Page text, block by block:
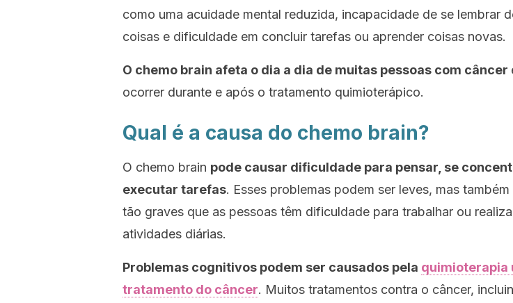
como uma acuidade mental reduzida, incapacidade de se lembrar
coisas e dificuldade em concluir tarefas ou aprender coisas novas.
O chemo brain afeta o dia a dia de muitas pessoas com câncer
ocorrer durante e após o tratamento quimioterápico.
Qual é a causa do chemo brain?
O chemo brain pode causar dificuldade para pensar, se
executar tarefas. Esses problemas podem ser leves, mas
tão graves que as pessoas têm dificuldade para trabalhar ou
atividades diárias.
Problemas cognitivos podem ser causados ​​pela quimioterapia
tratamento do câncer. Muitos tratamentos contra o câncer,